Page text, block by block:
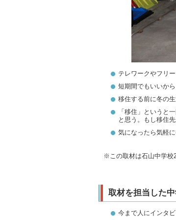
テレワークやフリ
短期間でもいいか
移住する前に冬の
「移住」というと
と思う。もし移住
気になったら気軽
※この取材は石山中学校
取材を担当した
今まで人にインタ